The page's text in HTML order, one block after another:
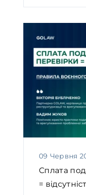
09 Червня
Сплата
=